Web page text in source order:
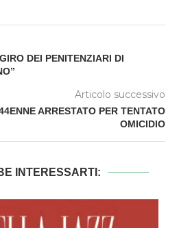
DEI PENITENZIARI DI
Articolo successivo
ARRESTATO PER TENTATO
OMICIDIO
INTERESSARTI: